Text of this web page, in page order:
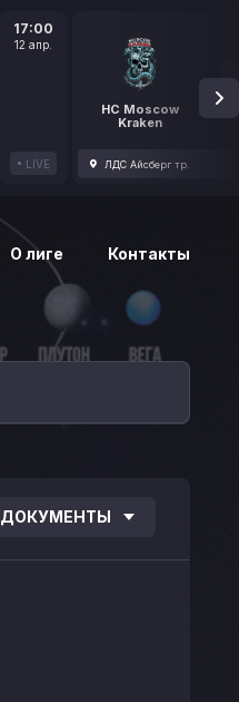
17:00
12 апр.
LIVE
HC Moscow
Kraken
1
ЛДС Айсберг тр.
О лиге Контакты
ДОКУМЕНТЫ